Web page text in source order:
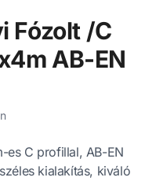
Fózolt /C
AB-EN
es C profillal, AB-EN
kialakítás, kiváló